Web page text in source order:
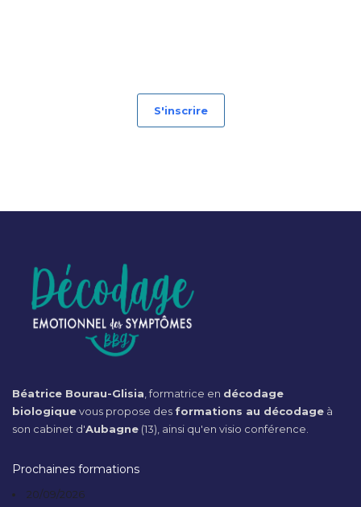
S'inscrire
Béatrice Bourau-Glisia , formatrice en décodage
biologiquevous propose des formations au décodage à
son cabinet d'Aubagne (13), ainsi qu'en visio conférence.
Prochaines formations
20/09/2026